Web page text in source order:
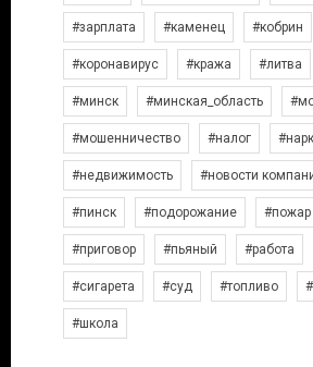
#зарплата #каменец #кобрин
#коронавирус #кража #литва
#минск #минская_область
#мошенничество #налог
#недвижимость #новости
#пинск #подорожание #пожар
#приговор #пьяный #работа
#сигарета #суд #топливо
#школа